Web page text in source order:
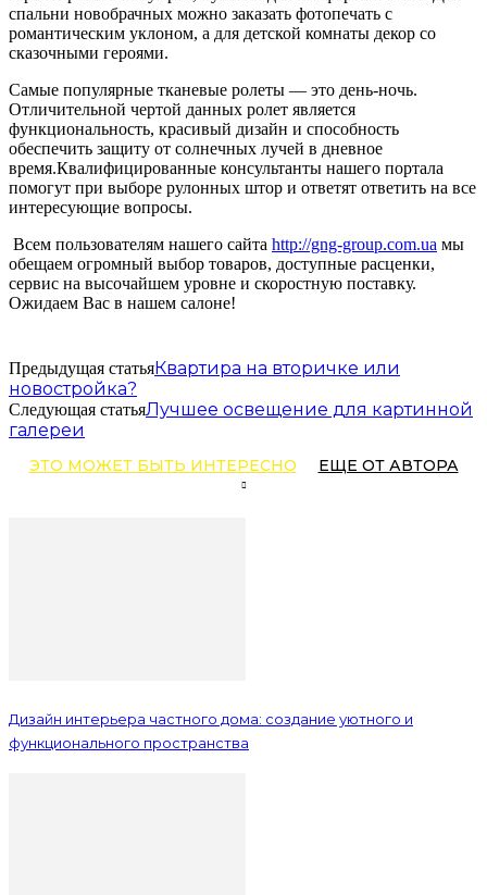
спальни новобрачных можно заказать фотопечать с
романтическим уклоном, а для детской комнаты декор со
сказочными героями.
Самые популярные тканевые ролеты — это день-ночь.
Отличительной чертой данных ролет является
функциональность, красивый дизайн и способность
обеспечить защиту от солнечных лучей в дневное
время.Квалифицированные консультанты нашего портала
помогут при выборе рулонных штор и ответят ответить на все
интересующие вопросы.
Всем пользователям нашего сайта http://gng-group.com.ua мы
обещаем огромный выбор товаров, доступные расценки,
сервис на высочайшем уровне и скоростную поставку.
Ожидаем Вас в нашем салоне!
Предыдущая статьяКвартира на вторичке или
новостройка?
Следующая статьяЛучшее освещение для картинной
галереи
ЭТО МОЖЕТ БЫТЬ ИНТЕРЕСНО ЕЩЕ ОТ АВТОРА
Дизайн интерьера частного дома: создание уютного и
функционального пространства